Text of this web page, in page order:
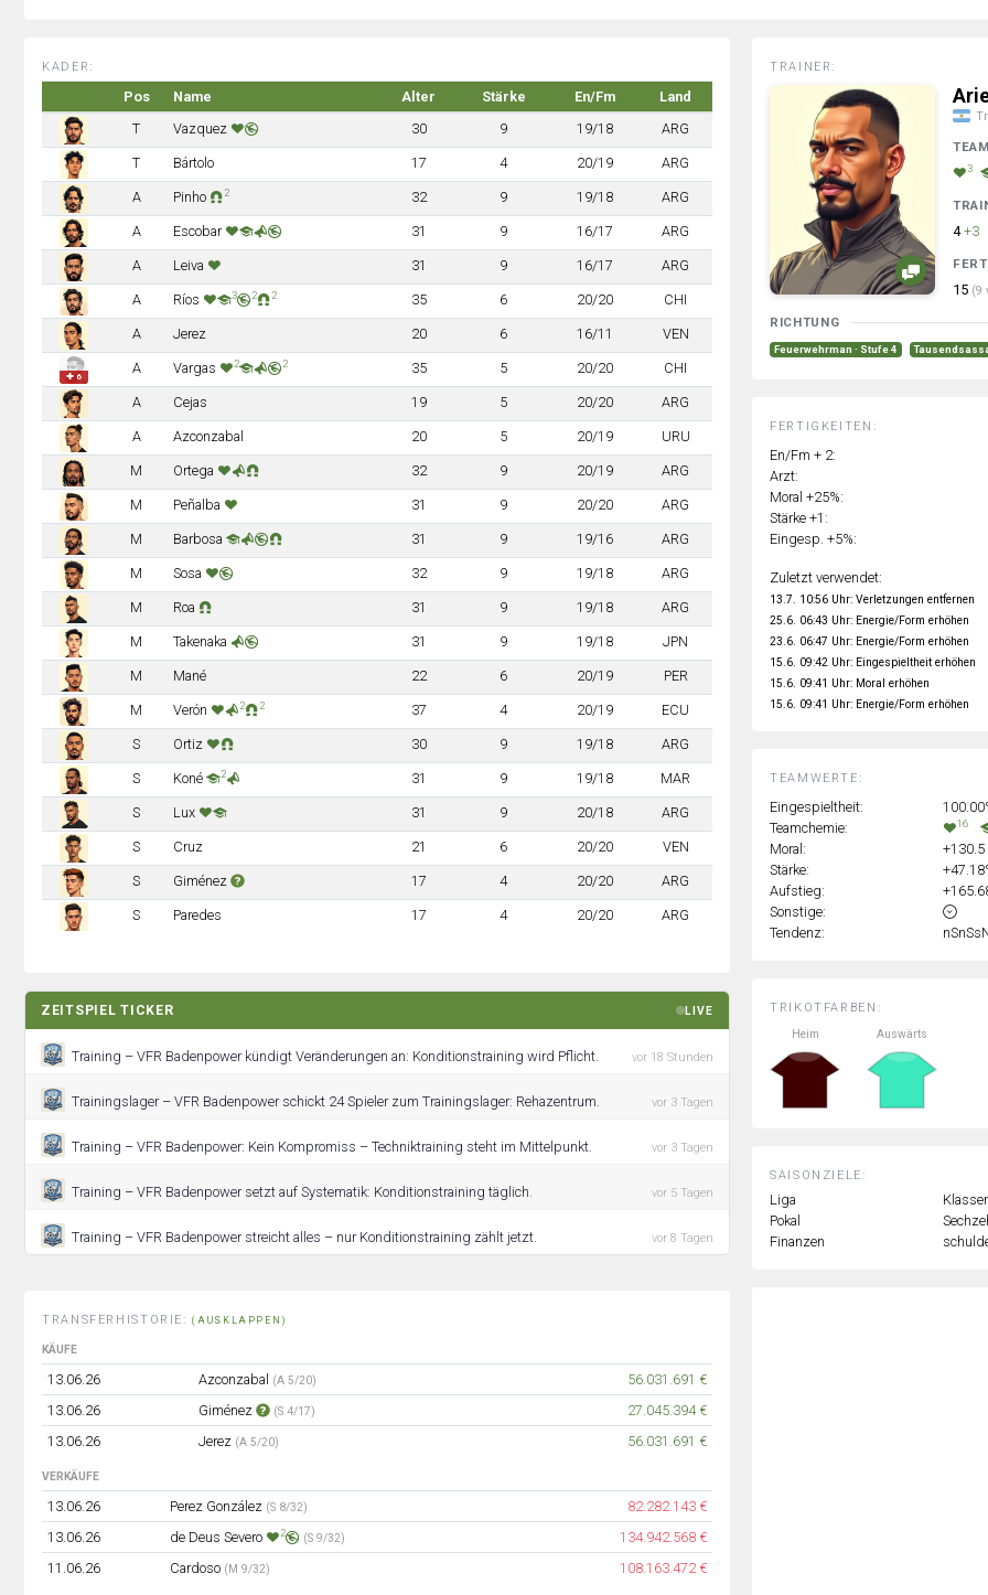
KADER:
Pos Name Alter Stärke En/Fm
Land
T
Vazquez 30 9 19/18 ARG
T Bártolo 17 4 20/19 ARG
A Pinho 2 32 9 19/18 ARG
A Escobar 31 9 16/17 ARG
A Leiva 31 9 16/17 ARG
A Ríos 3 2 2 35 6 20/20 CHI
A Jerez 20 6 16/11 VEN
✚ 6
A Vargas 2 2 35 5 20/20 CHI
A Cejas 19 5 20/20 ARG
A Azconzabal 20 5 20/19 URU
M Ortega 32 9 20/19 ARG
M Peñalba 31 9 20/20 ARG
M Barbosa 31 9 19/16 ARG
M Sosa 32 9 19/18 ARG
M Roa 31 9 19/18 ARG
M Takenaka 31 9 19/18 JPN
M Mané 22 6 20/19 PER
M Verón 2 2 37 4 20/19 ECU
S Ortiz 30 9 19/18 ARG
S Koné 2 31 9 19/18 MAR
S Lux 31 9 20/18 ARG
S Cruz 21 6 20/20 VEN
S Giménez 17 4 20/20 ARG
S Paredes 17 4 20/20 ARG
ZEITSPIEL TICKER LIVE
Training – VFR Badenpower kündigt Veränderungen an: Konditionstraining wird Pflicht. vor 18 Stunden
Trainingslager – VFR Badenpower schickt 24 Spieler zum Trainingslager: Rehazentrum. vor 3 Tagen
Training – VFR Badenpower: Kein Kompromiss – Techniktraining steht im Mittelpunkt. vor 3 Tagen
Training – VFR Badenpower setzt auf Systematik: Konditionstraining täglich. vor 5 Tagen
Training – VFR Badenpower streicht alles – nur Konditionstraining zählt jetzt. vor 8 Tagen
TRANSFERHISTORIE:(AUSKLAPPEN)
KÄUFE
13.06.26 Azconzabal (A 5/20)
56.031.691 €
13.06.26
Giménez (S 4/17)
27.045.394 €
13.06.26
Jerez (A 5/20) 56.031.691 €
VERKÄUFE
13.06.26 Perez González (S 8/32)
82.282.143 €
13.06.26
de Deus Severo 2 (S 9/32)
134.942.568 €
11.06.26
Cardoso (M 9/32) 108.163.472 €
TRIKOTFARBEN:
Heim
Auswärts
SAISONZIELE:
Liga
Pokal
Finanzen
TEAMWERTE:
Eingespieltheit:
Teamchemie:
16
Moral:
+130.5
Stärke:
Aufstieg:
Sonstige:
Tendenz:
TRAINER:
3
4 +3
15 (9
RICHTUNG
Feuerwehrman · Stufe 4
FERTIGKEITEN:
En/Fm + 2:
Arzt:
Moral +25%:
Stärke +1:
Eingesp. +5%:
Zuletzt verwendet:
13.7. 10:56 Uhr: Verletzungen entfernen
25.6. 06:43 Uhr: Energie/Form erhöhen
23.6. 06:47 Uhr: Energie/Form erhöhen
15.6. 09:42 Uhr: Eingespieltheit erhöhen
15.6. 09:41 Uhr: Moral erhöhen
15.6. 09:41 Uhr: Energie/Form erhöhen